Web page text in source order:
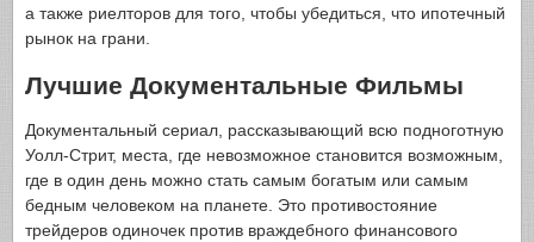
а также риелторов для того, чтобы убедиться, что ипотечный
рынок на грани.
Лучшие Документальные Фильмы
Документальный сериал, рассказывающий всю подноготную
Уолл-Стрит, места, где невозможное становится возможным,
где в один день можно стать самым богатым или самым
бедным человеком на планете. Это противостояние
трейдеров одиночек против враждебного финансового